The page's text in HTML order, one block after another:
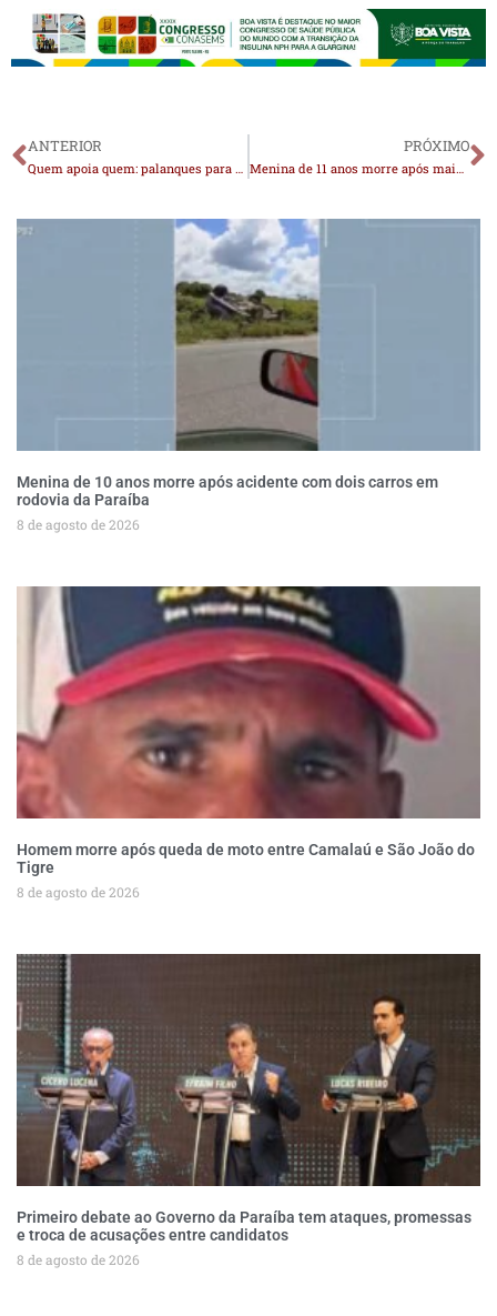
ANTERIOR
Quem apoia quem: palanques para a disputa presidencial já estão desenhados na Paraíba
PRÓXIMO
Menina de 11 anos morre após mais de 20 dias internada por picada de escorpião-amarelo em Brasília
Menina de 10 anos morre após acidente com dois carros em
rodovia da Paraíba
8 de agosto de 2026
Homem morre após queda de moto entre Camalaú e São João do
Tigre
8 de agosto de 2026
Primeiro debate ao Governo da Paraíba tem ataques, promessas
e troca de acusações entre candidatos
8 de agosto de 2026